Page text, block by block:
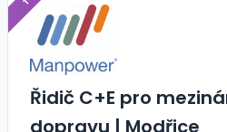
Řidič C+E pro
dopravu | Modřice